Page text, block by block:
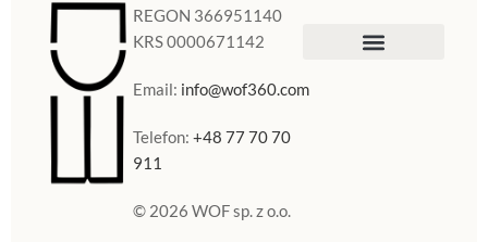
REGON 366951140
KRS 0000671142
Email: info@wof360.com
Telefon:+48 77 70 70
911
© 2026 WOF sp. z o.o.